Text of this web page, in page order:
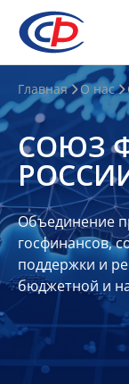
О
нас
О
СФР
Совет
Союза
Участники
Планы
отчеты
Контакты
Главная О нас
СОЮЗ
Объединение
госфинансов,
поддержки и
бюджетной и